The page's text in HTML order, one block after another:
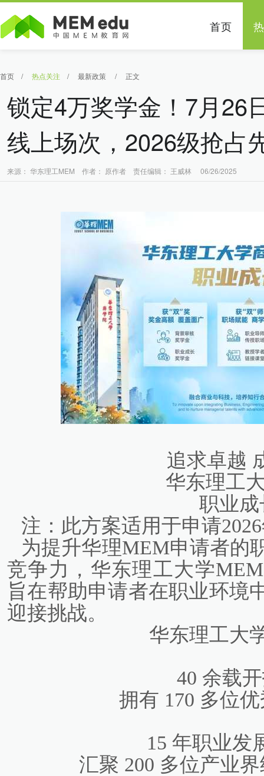
首页
首页 / 热点关注 / 最新政策 / 正文
锁定4万奖学金！7月26
线上场次，2026级抢占
来源： 华东理工MEM 作者： 原作者 责任编辑： 王威林 06/26/2025
追求卓越
华东理工
职业
注：此方案适用于申请
为提升华理MEM申请者的
竞争力，华东理工大学
旨在帮助申请者在职业环境
迎接挑战。
华东理工大
40 余载
拥有 170 多位
15 年职业发
汇聚 200 多位产业